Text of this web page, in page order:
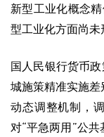
新型工业化概念
型工业化方面尚未
国人民银行货币
城施策精准实施
动态调整机制，
对“平急两用”公